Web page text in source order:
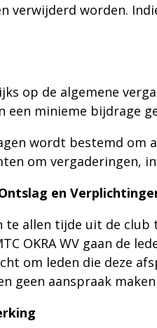
verwijderd worden.
op de algemene
een minieme bijdrage
wordt bestemd om
om vergaderingen,
en
te allen tijde uit de
OKRA WV gaan de
om leden die deze
geen aanspraak